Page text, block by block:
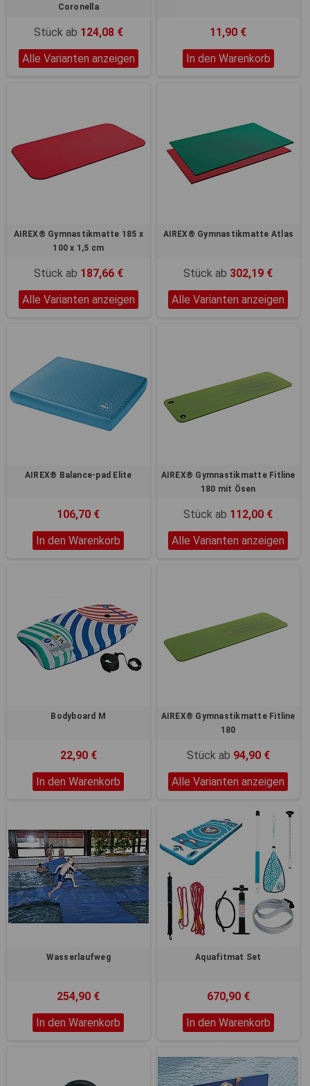
Nähere Informationen,
insbesondere zu
Einstellungs- und
Sie können durch die
Navigation auf die
Registerkarten auf der linken
Seite alle Ihre Cookie-
Einstellungen anzupassen.
Coronella
Stück ab 124,08 €
Alle Varianten anzeigen
11,90 €
In den Warenkorb
AIREX® Gymnastikmatte 185 x
100 x 1,5 cm
Stück ab 187,66 €
Alle Varianten anzeigen
AIREX® Gymnastikmatte Atlas
Stück ab 302,19 €
Alle Varianten anzeigen
AIREX® Balance-pad Elite
106,70 €
In den Warenkorb
AIREX® Gymnastikmatte Fitline
180 mit Ösen
Stück ab 112,00 €
Alle Varianten anzeigen
Bodyboard M
22,90 €
In den Warenkorb
AIREX® Gymnastikmatte Fitline
180
Stück ab 94,90 €
Alle Varianten anzeigen
Wasserlaufweg
254,90 €
In den Warenkorb
Aquafitmat Set
670,90 €
In den Warenkorb